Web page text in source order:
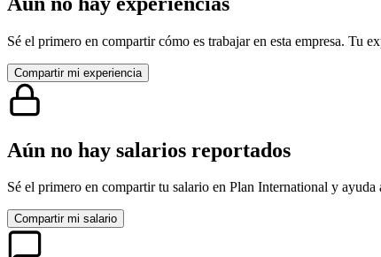
Sé el primero en compartir cómo es trabajar en esta empresa. Tu
Compartir mi experiencia
Aún no hay salarios reportados
Sé el primero en compartir tu salario en Plan International y ayuda
Compartir mi salario